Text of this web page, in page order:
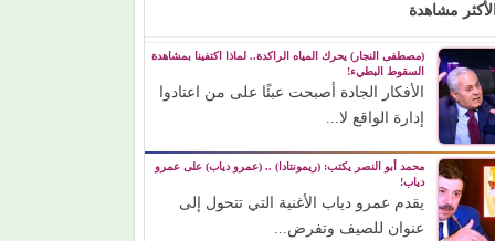
مشاهدة
(مصطفى النجار) يحرك المياه الراكدة.. لماذا اكتفينا بمشاهدة
السقوط البطيء!
الأفكار الجادة أصبحت عبئًا على من اعتادوا
إدارة الواقع لا...
محمد أبو النصر يكتب: (ريمونتادا) .. (عمرو دياب) على عمرو
دياب!
يقدم عمرو دياب الأغنية التي تتحول إلى
عنوان للصيف وتفرض...